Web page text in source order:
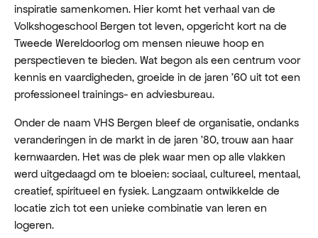
inspiratie samenkomen. Hier komt het verhaal van de
Volkshogeschool Bergen tot leven, opgericht kort na de
Tweede Wereldoorlog om mensen nieuwe hoop en
perspectieven te bieden. Wat begon als een centrum voor
kennis en vaardigheden, groeide in de jaren ’60 uit tot een
professioneel trainings- en adviesbureau.
Onder de naam VHS Bergen bleef de organisatie, ondanks
veranderingen in de markt in de jaren ’80, trouw aan haar
kernwaarden. Het was de plek waar men op alle vlakken
werd uitgedaagd om te bloeien: sociaal, cultureel, mentaal,
creatief, spiritueel en fysiek. Langzaam ontwikkelde de
locatie zich tot een unieke combinatie van leren en
logeren.